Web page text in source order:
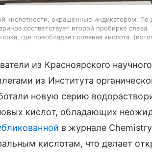
кислотности, окрашенные индикатором.
соответствует второй пробирке
где преобладает соляная кислота.
из Красноярского
из Института
новую серию
кислот, обладающих
в журнале
кислотам, что делает